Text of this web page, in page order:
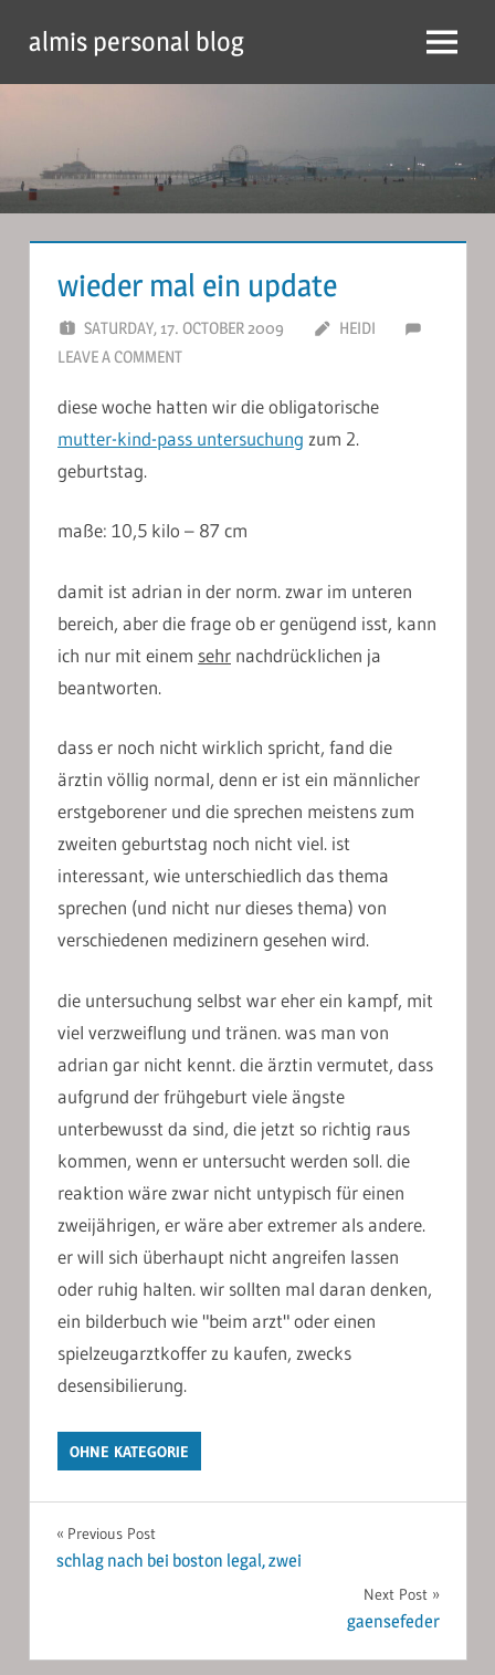
content
almis personal blog Menu
wieder mal ein update
SATURDAY, 17. OCTOBER 2009
HEIDI
LEAVE A COMMENT
diese woche hatten wir die obligatorische
mutter-kind-pass untersuchung zum 2.
geburtstag.
maße: 10,5 kilo – 87 cm
damit ist adrian in der norm. zwar im unteren
bereich, aber die frage ob er genügend isst, kann
ich nur mit einem sehr nachdrücklichen ja
beantworten.
dass er noch nicht wirklich spricht, fand die
ärztin völlig normal, denn er ist ein männlicher
erstgeborener und die sprechen meistens zum
zweiten geburtstag noch nicht viel. ist
interessant, wie unterschiedlich das thema
sprechen (und nicht nur dieses thema) von
verschiedenen medizinern gesehen wird.
die untersuchung selbst war eher ein kampf, mit
viel verzweiflung und tränen. was man von
adrian gar nicht kennt. die ärztin vermutet, dass
aufgrund der frühgeburt viele ängste
unterbewusst da sind, die jetzt so richtig raus
kommen, wenn er untersucht werden soll. die
reaktion wäre zwar nicht untypisch für einen
zweijährigen, er wäre aber extremer als andere.
er will sich überhaupt nicht angreifen lassen
oder ruhig halten. wir sollten mal daran denken,
ein bilderbuch wie "beim arzt" oder einen
spielzeugarztkoffer zu kaufen, zwecks
desensibilierung.
OHNE KATEGORIE
Post
navigation
Previous Post
schlag nach bei boston legal, zwei
Next Post
gaensefeder